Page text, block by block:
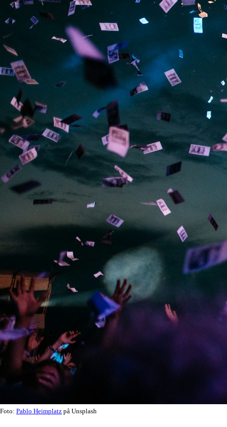
Foto: Pablo Heimplatz på Unsplash